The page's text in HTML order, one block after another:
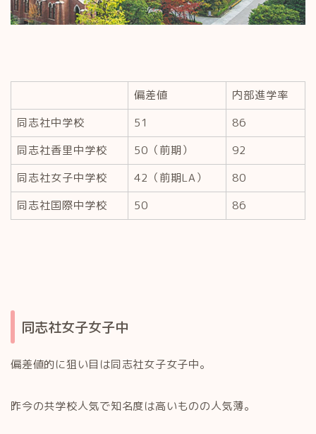
偏差値
内部進学率
同志社中学校
51
86
同志社香里中学校
50（前期）
92
同志社女子中学校
42（前期LA）
80
同志社国際中学校
50 86
同志社女子女子中
偏差値的に狙い目は同志社女子女子中。
昨今の共学校人気で知名度は高いものの人気薄。